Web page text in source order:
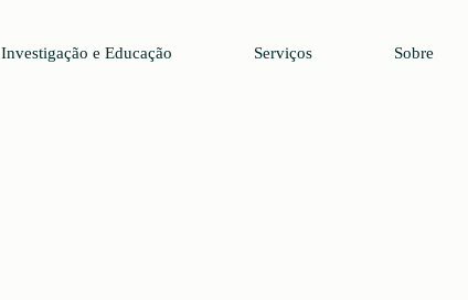
Investigação e Educação Serviços Sobre